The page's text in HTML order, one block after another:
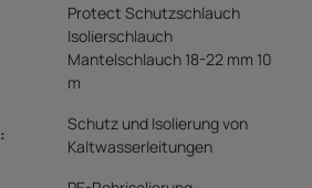
Protect Schutzschlauch
Isolierschlauch
Mantelschlauch 18-22 mm 10
m
:
Schutz und Isolierung von
Kaltwasserleitungen